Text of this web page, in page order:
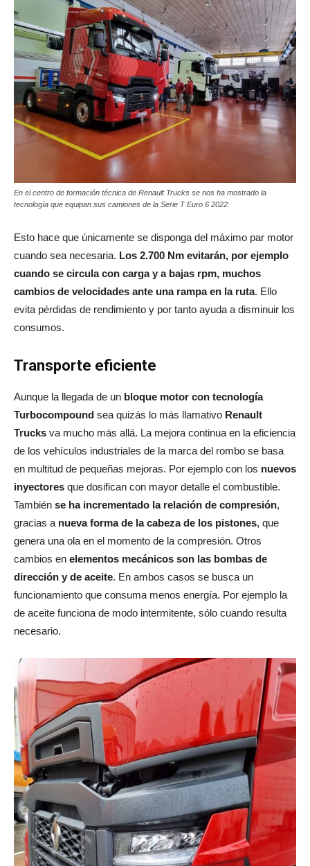
En el centro de formación técnica de Renault Trucks se nos ha mostrado la
tecnología que equipan sus camiones de la Serie T Euro 6 2022.
Esto hace que únicamente se disponga del máximo par motor
cuando sea necesaria. Los 2.700 Nm evitarán, por ejemplo
cuando se circula con carga y a bajas rpm, muchos
cambios de velocidades ante una rampa en la ruta. Ello
evita pérdidas de rendimiento y por tanto ayuda a disminuir los
consumos.
Transporte eficiente
Aunque la llegada de un bloque motor con tecnología
Turbocompound sea quizás lo más llamativo Renault
Trucks va mucho más allá. La mejora continua en la eficiencia
de los vehículos industriales de la marca del rombo se basa
en multitud de pequeñas mejoras. Por ejemplo con los nuevos
inyectores que dosifican con mayor detalle el combustible.
También se ha incrementado la relación de compresión,
gracias a nueva forma de la cabeza de los pistones, que
genera una ola en el momento de la compresión. Otros
cambios en elementos mecánicos son las bombas de
dirección y de aceite. En ambos casos se busca un
funcionamiento que consuma menos energía. Por ejemplo la
de aceite funciona de modo intermitente, sólo cuando resulta
necesario.